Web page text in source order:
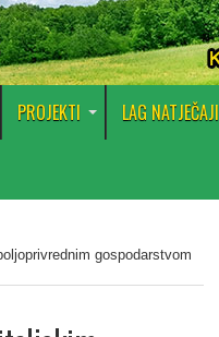
PROJEKTI LAG NATJEČAJI
gospodarstvom